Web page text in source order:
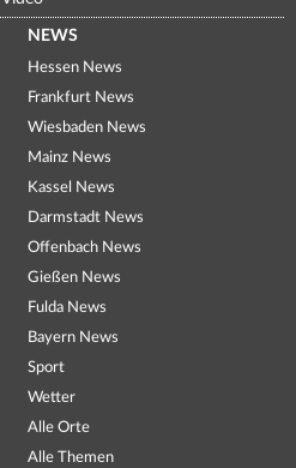
NEWS
Hessen News
Frankfurt News
Wiesbaden News
Mainz News
Kassel News
Darmstadt News
Offenbach News
Gießen News
Fulda News
Bayern News
Sport
Wetter
Alle Orte
Alle Themen